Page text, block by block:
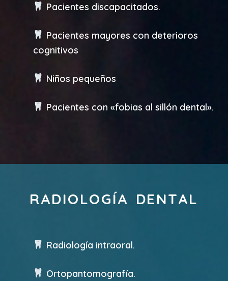
Pacientes discapacitados.
Pacientes mayores con deterioros
cognitivos
Niños pequeños
Pacientes con «fobias al sillón dental».
RADIOLOGÍA DENTAL
Radiología intraoral.
Ortopantomografía.